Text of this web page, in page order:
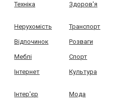
Техніка Здоров'я
Нерухомість Транспорт
Відпочинок Розваги
Меблі Спорт
Інтернет Культура
Інтер'єр Мода